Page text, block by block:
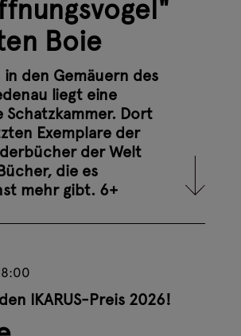
Boie
den Gemäuern des
liegt eine
Schatzkammer. Dort
Exemplare der
der Welt
die es
mehr gibt. 6+
entdeckt. Er liebt
ist das Problem.
IKARUS-Preis 2026!
auf Kirko in dem
in einer ihm
neues Leben soll